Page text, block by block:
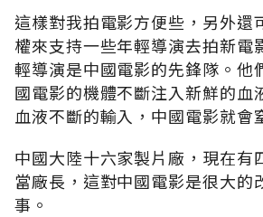
這樣對我拍電影方便些，另外還
權來支持一些年輕導演去拍新電
輕導演是中國電影的先鋒隊。他
國電影的機體不斷注入新鮮的血
血液不斷的輸入，中國電影就會
中國大陸十六家製片廠，現在有
當廠長，這對中國電影是很大的
事。